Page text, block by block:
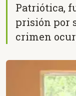
Patriótica,
prisión por
crimen